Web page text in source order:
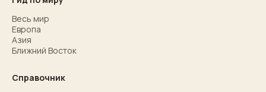
Весь мир
Европа
Азия
Ближний Восток
Справочник